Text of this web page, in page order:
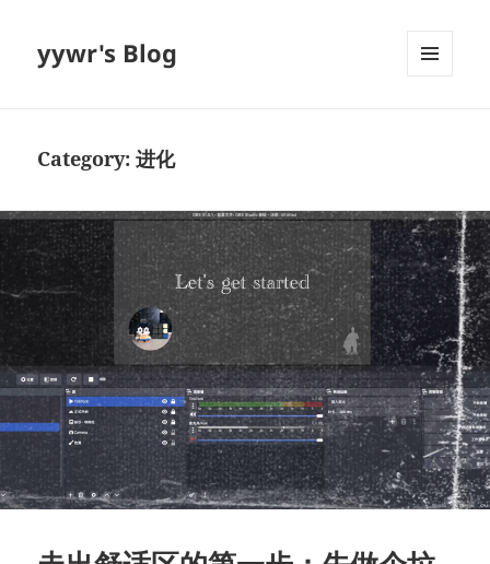
yywr's Blog
Category:进化